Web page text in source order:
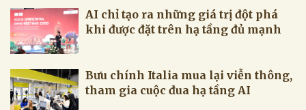
AI chỉ tạo ra những giá trị đột phá
khi được đặt trên hạ tầng đủ mạnh
Bưu chính Italia mua lại viễn thông,
tham gia cuộc đua hạ tầng AI